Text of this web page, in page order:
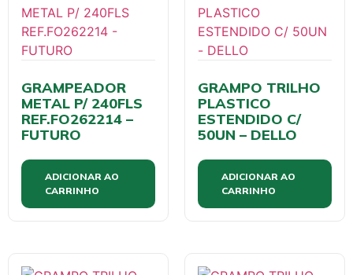
GRAMPEADOR
METAL P/ 240FLS
REF.FO262214 –
FUTURO
ADICIONAR AO
CARRINHO
GRAMPO TRILHO
PLASTICO
ESTENDIDO C/
50UN – DELLO
ADICIONAR AO
CARRINHO